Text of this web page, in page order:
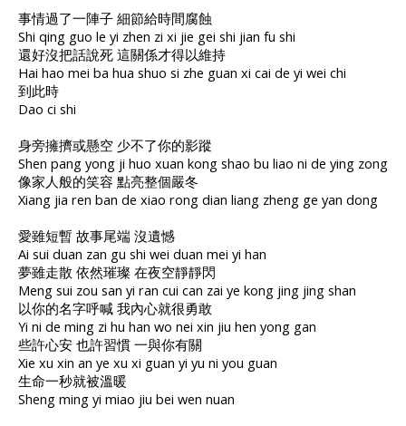
事情過了一陣子 細節給時間腐蝕
Shi qing guo le yi zhen zi xi jie gei shi jian fu shi
還好沒把話說死 這關係才得以維持
Hai hao mei ba hua shuo si zhe guan xi cai de yi wei chi
到此時
Dao ci shi
身旁擁擠或懸空 少不了你的影蹤
Shen pang yong ji huo xuan kong shao bu liao ni de ying zong
像家人般的笑容 點亮整個嚴冬
Xiang jia ren ban de xiao rong dian liang zheng ge yan dong
愛雖短暫 故事尾端 沒遺憾
Ai sui duan zan gu shi wei duan mei yi han
夢雖走散 依然璀璨 在夜空靜靜閃
Meng sui zou san yi ran cui can zai ye kong jing jing shan
以你的名字呼喊 我內心就很勇敢
Yi ni de ming zi hu han wo nei xin jiu hen yong gan
些許心安 也許習慣 一與你有關
Xie xu xin an ye xu xi guan yi yu ni you guan
生命一秒就被溫暖
Sheng ming yi miao jiu bei wen nuan